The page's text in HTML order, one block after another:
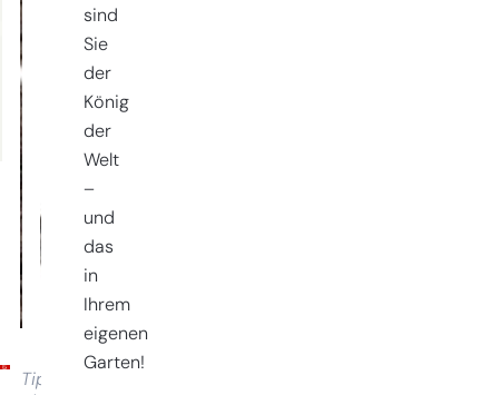
Tippen
sind
Sie
der
König
der
Welt
–
und
das
in
Ihrem
eigenen
Garten!